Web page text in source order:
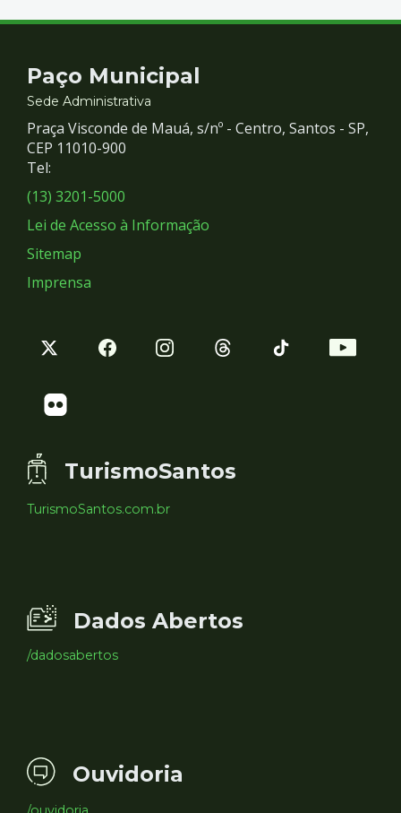
Contato
e
Redes
Sociais
Paço Municipal
Sede Administrativa
Praça Visconde de Mauá, s/nº - Centro, Santos - SP,
CEP 11010-900
Tel:
(13) 3201-5000
Lei de Acesso à Informação
Sitemap
Imprensa
TurismoSantos
TurismoSantos.com.br
Dados Abertos
/dadosabertos
Ouvidoria